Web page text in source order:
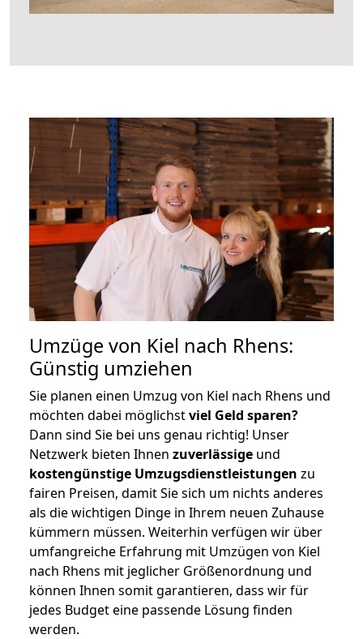
Umzüge von Kiel nach Rhens:
Günstig umziehen
Sie planen einen Umzug von Kiel nach Rhens und
möchten dabei möglichstviel Geld sparen?
Dann sind Sie bei uns genau richtig! Unser
Netzwerk bieten Ihnen zuverlässige und
kostengünstige Umzugsdienstleistungen zu
fairen Preisen, damit Sie sich um nichts anderes
als die wichtigen Dinge in Ihrem neuen Zuhause
kümmern müssen. Weiterhin verfügen wir über
umfangreiche Erfahrung mit Umzügen von Kiel
nach Rhens mit jeglicher Größenordnung und
können Ihnen somit garantieren, dass wir für
jedes Budget eine passende Lösung finden
werden.